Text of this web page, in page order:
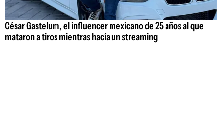
César Gastelum, el influencer mexicano de 25 años al que
mataron a tiros mientras hacía un streaming